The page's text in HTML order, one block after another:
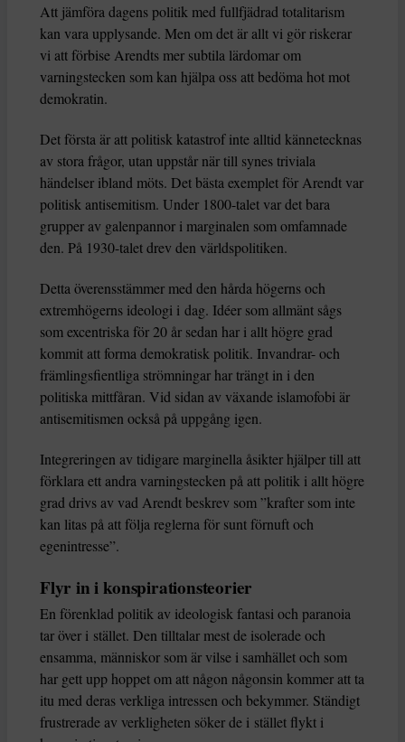
Att jämföra dagens politik med fullfjädrad totalitarism
kan vara upplysande. Men om det är allt vi gör riskerar
vi att förbise Arendts mer subtila lärdomar om
varningstecken som kan hjälpa oss att bedöma hot mot
demokratin.
Det första är att politisk katastrof inte alltid kännetecknas
av stora frågor, utan uppstår när till synes triviala
händelser ibland möts. Det bästa exemplet för Arendt var
politisk antisemitism. Under 1800-talet var det bara
grupper av galenpannor i marginalen som omfamnade
den. På 1930-talet drev den världspolitiken.
Detta överensstämmer med den hårda högerns och
extremhögerns ideologi i dag. Idéer som allmänt sågs
som excentriska för 20 år sedan har i allt högre grad
kommit att forma demokratisk politik. Invandrar- och
främlingsfientliga strömningar har trängt in i den
politiska mittfåran. Vid sidan av växande islamofobi är
antisemitismen också på uppgång igen.
Integreringen av tidigare marginella åsikter hjälper till att
förklara ett andra varningstecken på att politik i allt högre
grad drivs av vad Arendt beskrev som ”krafter som inte
kan litas på att följa reglerna för sunt förnuft och
egenintresse”.
Flyr in i konspirationsteorier
En förenklad politik av ideologisk fantasi och paranoia
tar över i stället. Den tilltalar mest de isolerade och
ensamma, människor som är vilse i samhället och som
har gett upp hoppet om att någon någonsin kommer att ta
itu med deras verkliga intressen och bekymmer. Ständigt
frustrerade av verkligheten söker de i stället flykt i